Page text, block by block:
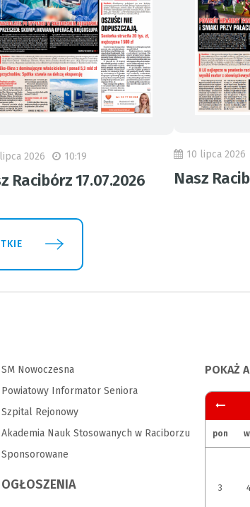
2026 10:19
Racibórz 17.07.2026
10 lipca 2026
Nasz
SM Nowoczesna
Powiatowy Informator Seniora
Szpital Rejonowy
Akademia Nauk Stosowanych w Raciborzu
Sponsorowane
OGŁOSZENIA
POKAŻ
pon
3 4